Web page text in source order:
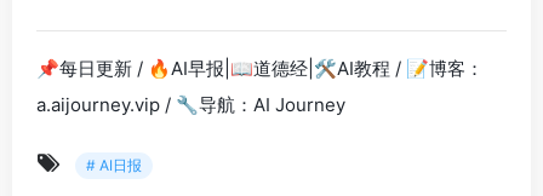
📌每日更新 / 🔥AI早报|📖道德经|🛠AI教程 / 📝博客：
a.aijourney.vip / 🔧导航：AI Journey
# AI日报